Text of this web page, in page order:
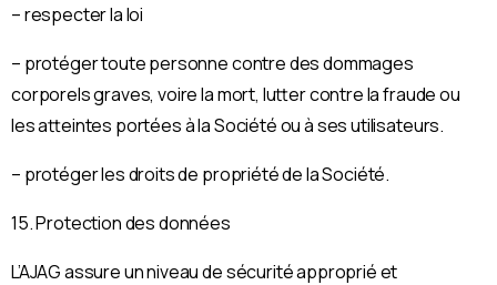
– respecter la loi
– protéger toute personne contre des dommages
corporels graves, voire la mort, lutter contre la fraude ou
les atteintes portées à la Société ou à ses utilisateurs.
– protéger les droits de propriété de la Société.
15. Protection des données
L’AJAG assure un niveau de sécurité approprié et